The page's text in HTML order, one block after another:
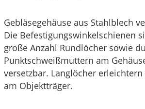
Gebläsegehäuse aus Stahlblech
Die Befestigungswinkelschienen
große Anzahl Rundlöcher sowie
Punktschweißmuttern am
versetzbar. Langlöcher
am Objektträger.